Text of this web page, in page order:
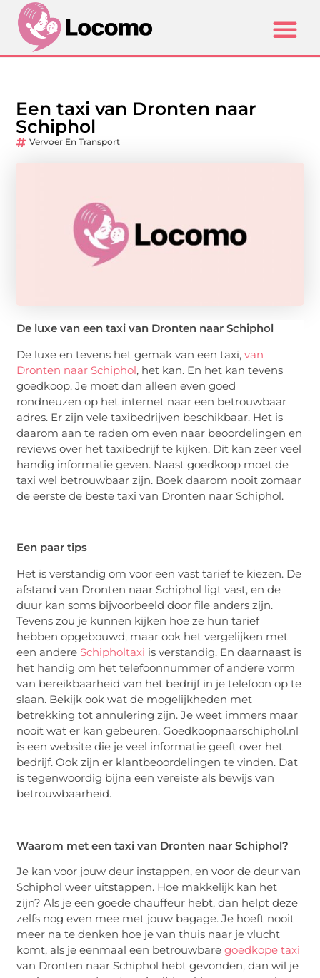
Een taxi van Dronten naar
Schiphol
Vervoer En Transport
De luxe van een taxi van Dronten naar Schiphol
De luxe en tevens het gemak van een taxi,van
Dronten naar Schiphol, het kan. En het kan tevens
goedkoop. Je moet dan alleen even goed
rondneuzen op het internet naar een betrouwbaar
adres. Er zijn vele taxibedrijven beschikbaar. Het is
daarom aan te raden om even naar beoordelingen en
reviews over het taxibedrijf te kijken. Dit kan zeer veel
handig informatie geven. Naast goedkoop moet de
taxi wel betrouwbaar zijn. Boek daarom nooit zomaar
de eerste de beste taxi van Dronten naar Schiphol.
Een paar tips
Het is verstandig om voor een vast tarief te kiezen. De
afstand van Dronten naar Schiphol ligt vast, en de
duur kan soms bijvoorbeeld door file anders zijn.
Tevens zou je kunnen kijken hoe ze hun tarief
hebben opgebouwd, maar ook het vergelijken met
een andere Schipholtaxi is verstandig. En daarnaast is
het handig om het telefoonnummer of andere vorm
van bereikbaarheid van het bedrijf in je telefoon op te
slaan. Bekijk ook wat de mogelijkheden met
betrekking tot annulering zijn. Je weet immers maar
nooit wat er kan gebeuren. Goedkoopnaarschiphol.nl
is een website die je veel informatie geeft over het
bedrijf. Ook zijn er klantbeoordelingen te vinden. Dat
is tegenwoordig bijna een vereiste als bewijs van
betrouwbaarheid.
Waarom met een taxi van Dronten naar Schiphol?
Je kan voor jouw deur instappen, en voor de deur van
Schiphol weer uitstappen. Hoe makkelijk kan het
zijn? Als je een goede chauffeur hebt, dan helpt deze
zelfs nog even mee met jouw bagage. Je hoeft nooit
meer na te denken hoe je van thuis naar je vlucht
komt, als je eenmaal een betrouwbaregoedkope taxi
van Dronten naar Schiphol hebt gevonden, dan wil je